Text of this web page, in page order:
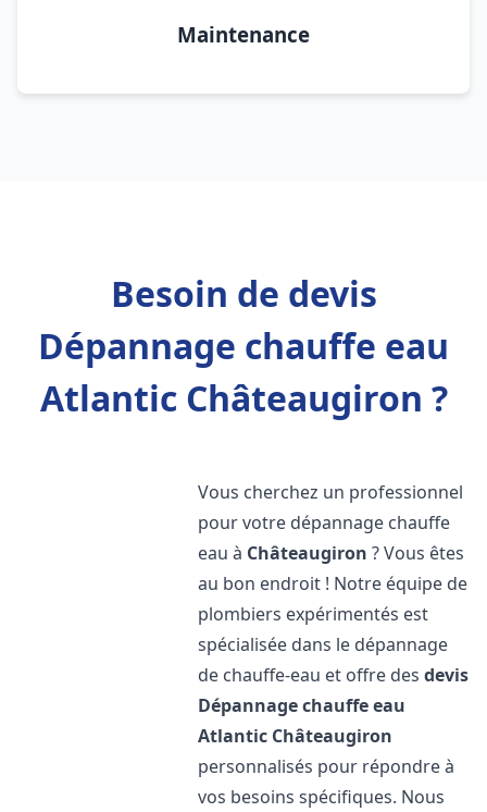
Maintenance
Besoin de devis
Dépannage chauffe eau
Atlantic Châteaugiron ?
Vous cherchez un professionnel
pour votre dépannage chauffe
eau à Châteaugiron ? Vous êtes
au bon endroit ! Notre équipe de
plombiers expérimentés est
spécialisée dans le dépannage
de chauffe-eau et offre desdevis
Dépannage chauffe eau
Atlantic Châteaugiron
personnalisés pour répondre à
vos besoins spécifiques. Nous